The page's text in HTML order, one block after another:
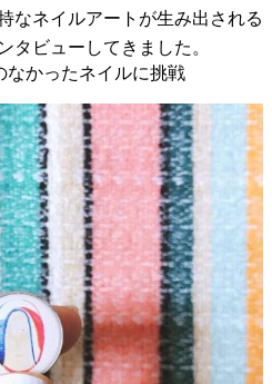
なネイルアートが生み出される
タビューしてきました。
なかったネイルに挑戦